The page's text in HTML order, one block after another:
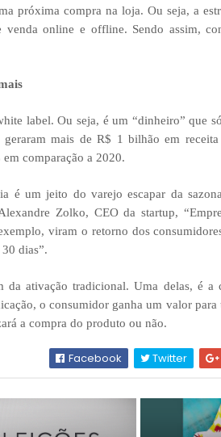
próxima compra na loja. Ou seja, a
online e offline. Sendo assim,
label. Ou seja, é um “dinheiro” que
mais de R$ 1 bilhão em
comparação a 2020.
é um jeito do varejo escapar da
Zolko, CEO da startup,
viram o retorno dos
dias”.
ativação tradicional. Uma delas, é a
o consumidor ganha um valor para
a compra do produto ou não.
Facebook Twitter